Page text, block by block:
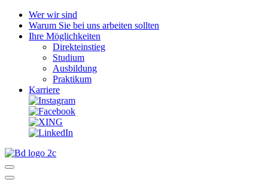
Wer wir sind
Warum Sie bei uns arbeiten sollten
Ihre Möglichkeiten
Direkteinstieg
Studium
Ausbildung
Praktikum
Karriere